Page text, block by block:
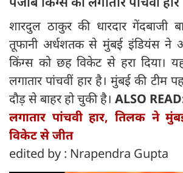
शारदुल ठाकुर की धारदार गेंदबाजी
तूफानी अर्धशतक से मुंबई इंडियंस ने
किंग्स को छह विकेट से हरा दिया।
लगातार पांचवीं हार है। मुंबई की
दौड़ से बाहर हो चुकी है। ALSO
लगातार पांचवी हार, तिलक ने
विकेट से जीत
edited by : Nrapendra Gupta